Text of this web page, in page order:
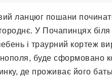
ланцюг пошани
У Почапинцях
і траурний кортеж
буде сформовано
де проживає його